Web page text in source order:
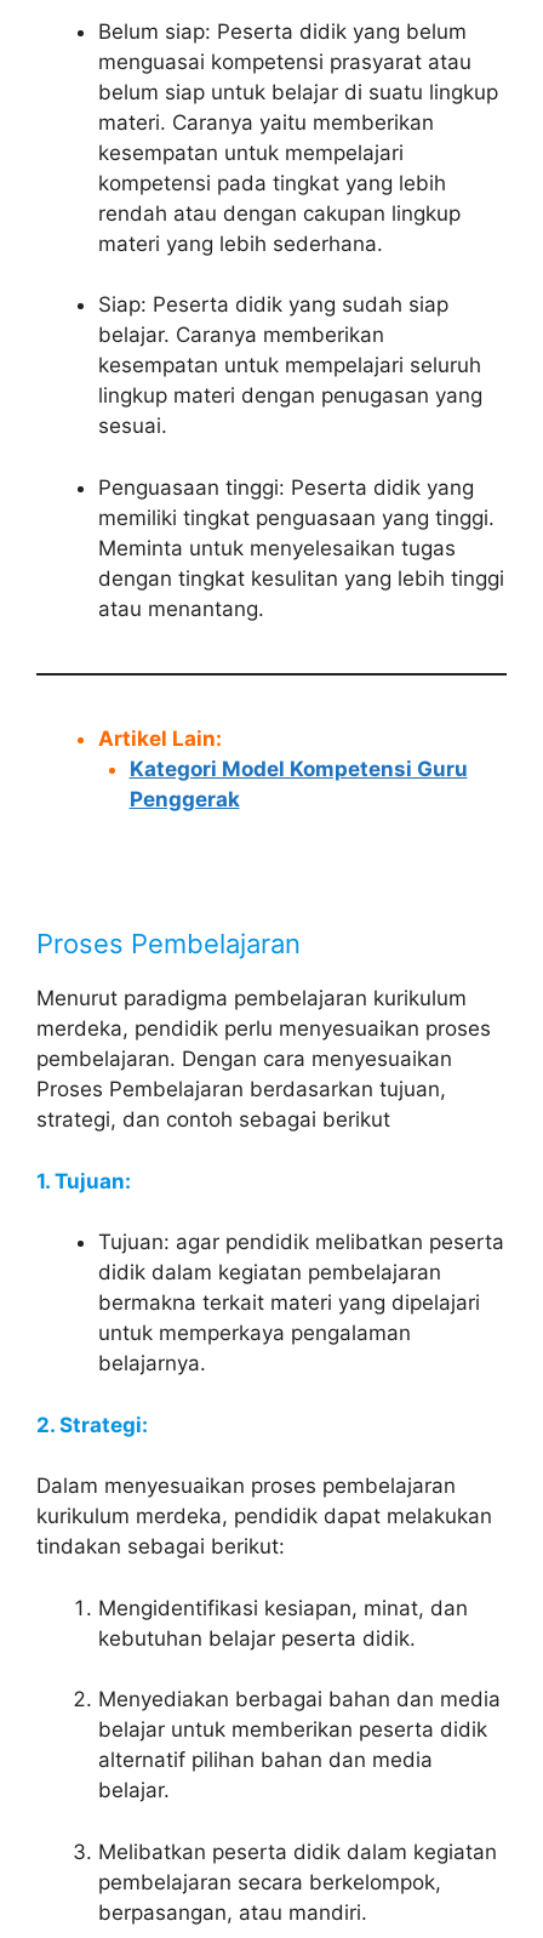
Belum siap: Peserta didik yang belum
menguasai kompetensi prasyarat atau
belum siap untuk belajar di suatu lingkup
materi. Caranya yaitu memberikan
kesempatan untuk mempelajari
kompetensi pada tingkat yang lebih
rendah atau dengan cakupan lingkup
materi yang lebih sederhana.
Siap: Peserta didik yang sudah siap
belajar. Caranya memberikan
kesempatan untuk mempelajari seluruh
lingkup materi dengan penugasan yang
sesuai.
Penguasaan tinggi: Peserta didik yang
memiliki tingkat penguasaan yang tinggi.
Meminta untuk menyelesaikan tugas
dengan tingkat kesulitan yang lebih tinggi
atau menantang.
Artikel Lain:
Kategori Model Kompetensi Guru
Penggerak
Proses Pembelajaran
Menurut paradigma pembelajaran kurikulum
merdeka, pendidik perlu menyesuaikan proses
pembelajaran. Dengan cara menyesuaikan
Proses Pembelajaran berdasarkan tujuan,
strategi, dan contoh sebagai berikut
1. Tujuan:
Tujuan: agar pendidik melibatkan peserta
didik dalam kegiatan pembelajaran
bermakna terkait materi yang dipelajari
untuk memperkaya pengalaman
belajarnya.
2. Strategi:
Dalam menyesuaikan proses pembelajaran
kurikulum merdeka, pendidik dapat melakukan
tindakan sebagai berikut:
Mengidentifikasi kesiapan, minat, dan
kebutuhan belajar peserta didik.
Menyediakan berbagai bahan dan media
belajar untuk memberikan peserta didik
alternatif pilihan bahan dan media
belajar.
Melibatkan peserta didik dalam kegiatan
pembelajaran secara berkelompok,
berpasangan, atau mandiri.